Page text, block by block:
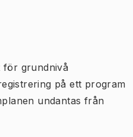
för grundnivå
på ett program
undantas från